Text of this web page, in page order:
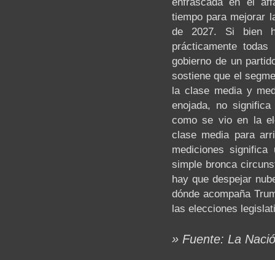
tiempo para mejorar
de 2027. Si bien
prácticamente
gobierno de un
sostiene que el
la clase media y
enojada, no
como se vio en la
clase media para
mediciones
simple bronca
hay que despejar
dónde acompaña
las elecciones
» Fuente: La